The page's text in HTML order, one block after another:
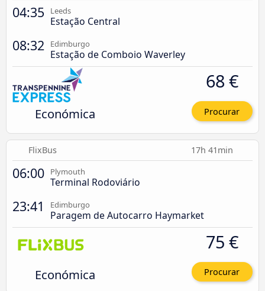
04:35 Leeds
Estação Central
08:32 Edimburgo
Estação de Comboio Waverley
Económica
68 €
Procurar
FlixBus 17h 41min
06:00 Plymouth
Terminal Rodoviário
23:41 Edimburgo
Paragem de Autocarro Haymarket
Económica
75 €
Procurar